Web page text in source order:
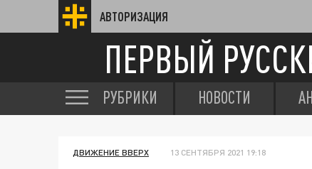
АВТОРИЗАЦИЯ
ПЕРВЫЙ
РУБРИКИ НОВОСТИ
ДВИЖЕНИЕ ВВЕРХ 13 СЕНТЯБРЯ 2021 19:18